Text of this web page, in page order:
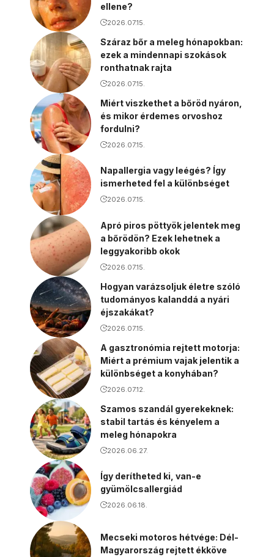
ellene?
2026.07.15.
Száraz bőr a meleg hónapokban:
ezek a mindennapi szokások
ronthatnak rajta
2026.07.15.
Miért viszkethet a bőröd nyáron,
és mikor érdemes orvoshoz
fordulni?
2026.07.15.
Napallergia vagy leégés? Így
ismerheted fel a különbséget
2026.07.15.
Apró piros pöttyök jelentek meg
a bőrödön? Ezek lehetnek a
leggyakoribb okok
2026.07.15.
Hogyan varázsoljuk életre szóló
tudományos kalanddá a nyári
éjszakákat?
2026.07.15.
A gasztronómia rejtett motorja:
Miért a prémium vajak jelentik a
különbséget a konyhában?
2026.07.12.
Szamos szandál gyerekeknek:
stabil tartás és kényelem a
meleg hónapokra
2026.06.27.
Így derítheted ki, van-e
gyümölcsallergiád
2026.06.18.
Mecseki motoros hétvége: Dél-
Magyarország rejtett ékköve